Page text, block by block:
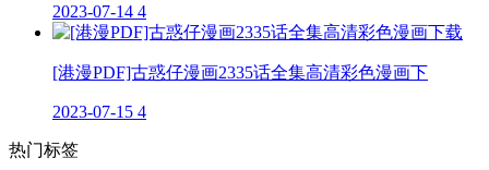
2023-07-14 4
[港漫PDF]古惑仔漫画2335话全集高清彩色漫画下
2023-07-15 4
热门标签